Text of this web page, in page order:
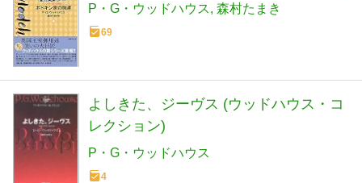
P・G・ウッドハウス 森村たまき
69
よしきた、ジーヴス (ウッドハウス・コ
レクション)
P・G・ウッドハウス
4